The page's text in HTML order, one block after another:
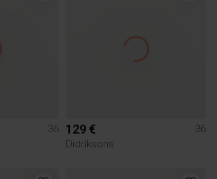
36 129 €
36
Didriksons